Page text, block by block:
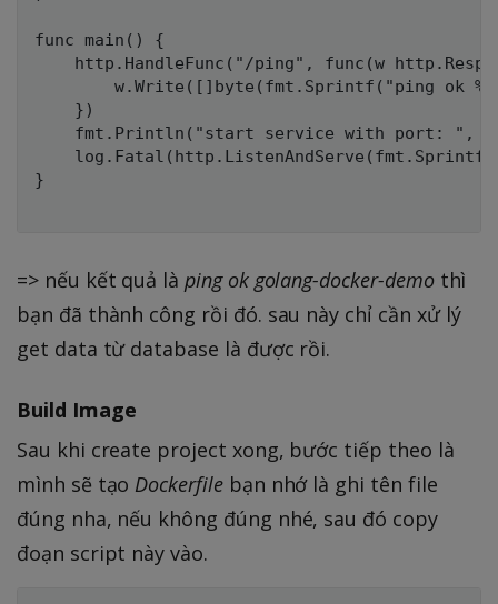
func main() {
}
=> nếu kết quả làping ok golang-docker-demothì
bạn đã thành công rồi đó. sau này chỉ cần xử lý
get data từ database là được rồi.
Build Image
Sau khi create project xong, bước tiếp theo là
mình sẽ tạo Dockerfilebạn nhớ là ghi tên file
đúng nha, nếu không đúng nhé, sau đó copy
đoạn script này vào.